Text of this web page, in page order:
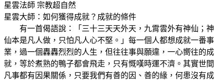
星雲法師 宗教超自然
星雲大師：如何獲得成就？成就的條件
有一首偈語說：「三十三天天外天，九霄雲外有神仙；神
仙本是凡人做，只怕凡人心不堅。」每一個人都想成就一番事
業，過一個轟轟烈烈的人生，但往往事與願違，一心嚮往的成
就，等於煮熟的鴨子都會飛走，只有慨嘆時運不濟。其實世間
凡事都有因果關係，只要我們有善的因、善的緣，何患沒有成